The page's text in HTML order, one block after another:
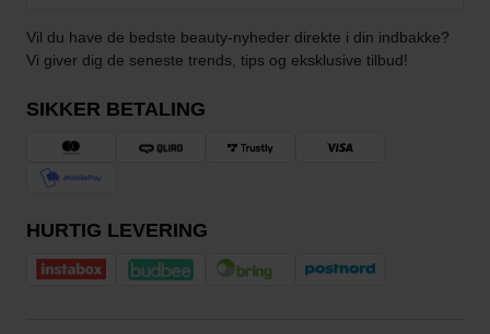
Vil du have de bedste beauty-nyheder direkte i din indbakke?
Vi giver dig de seneste trends, tips og eksklusive tilbud!
SIKKER BETALING
HURTIG LEVERING